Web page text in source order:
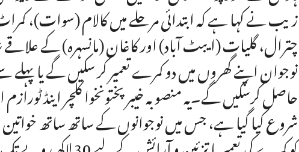
زیب نے کہا ہے کہ ابتدائی مرحلے میں کالام (سوات)،
چترال، گلیات (ایبٹ آباد) اور کاغان (مانسہرہ) کے
نوجوان اپنے گھروں میں دو کمرے تعمیر کر سکیں گے یا
حاصل کرسکیں گے۔یہ منصوبہ خیبرپختونخوا کلچر اینڈ
شروع کیا گیا ہے، جس میں نوجوانوں کے ساتھ ساتھ خواتین